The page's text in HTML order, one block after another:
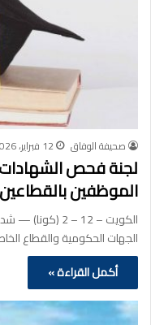
صحيفة الوفاق 12 فبراير، 2026
لجنة فحص الشهادات
الموظفين
الكويت – 12 –
الجهات الحكومية والقطاع
أكمل القراءة »